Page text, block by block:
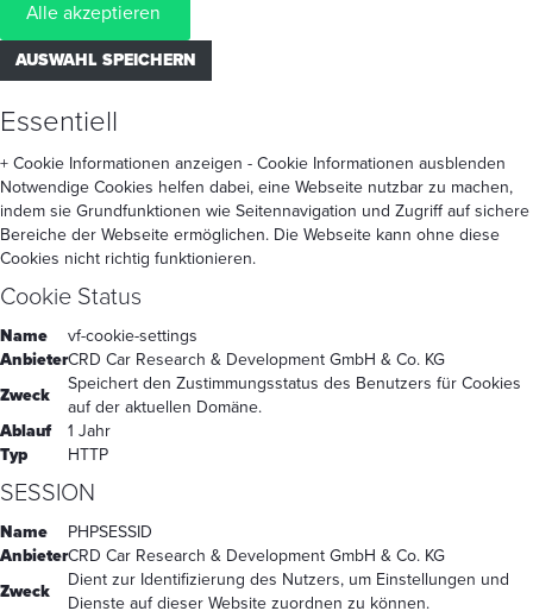
Alle akzeptieren
AUSWAHL SPEICHERN
Essentiell
+ Cookie Informationen anzeigen - Cookie Informationen ausblenden
Notwendige Cookies helfen dabei, eine Webseite nutzbar zu machen,
indem sie Grundfunktionen wie Seitennavigation und Zugriff auf sichere
Bereiche der Webseite ermöglichen. Die Webseite kann ohne diese
Cookies nicht richtig funktionieren.
Cookie Status
Name
vf-cookie-settings
AnbieterCRD Car Research & Development GmbH & Co. KG
Zweck
Speichert den Zustimmungsstatus des Benutzers für Cookies
auf der aktuellen Domäne.
Ablauf
1 Jahr
Typ
HTTP
SESSION
Name
PHPSESSID
AnbieterCRD Car Research & Development GmbH & Co. KG
Zweck
Dient zur Identifizierung des Nutzers, um Einstellungen und
Dienste auf dieser Website zuordnen zu können.